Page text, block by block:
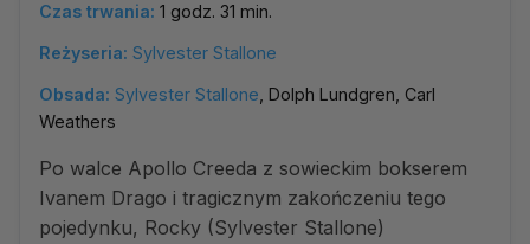
Czas trwania: 1 godz. 31 min.
Reżyseria: Sylvester Stallone
Obsada: Sylvester Stallone , Dolph Lundgren, Carl
Weathers
Po walce Apollo Creeda z sowieckim bokserem
Ivanem Drago i tragicznym zakończeniu tego
pojedynku, Rocky (Sylvester Stallone)